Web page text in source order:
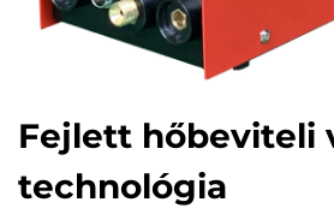
Fejlett hőbeviteli
technológia